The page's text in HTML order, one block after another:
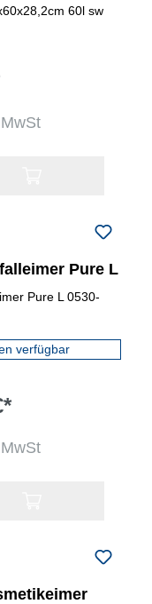
60l sw
Pure L
Pure L 0530-
verfügbar